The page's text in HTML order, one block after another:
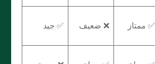
✅ ممتاز ❌ ضعيف ✅ جيد